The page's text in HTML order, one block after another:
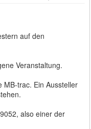
auf den
Veranstaltung.
MB-trac. Ein Aussteller
also einer der